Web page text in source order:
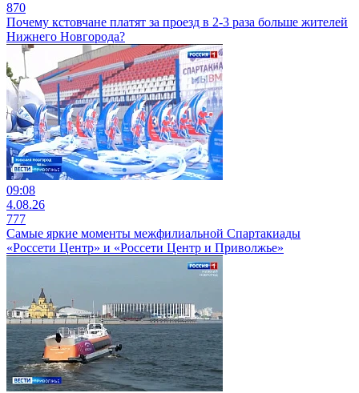
870
Почему кстовчане платят за проезд в 2-3 раза больше жителей
Нижнего Новгорода?
09:08
4.08.26
777
Самые яркие моменты межфилиальной Спартакиады
«Россети Центр» и «Россети Центр и Приволжье»